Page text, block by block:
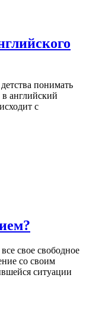
понимать
английский
с
свое свободное
со своим
ситуации